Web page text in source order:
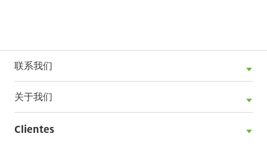
联系我们
关于我们
Clientes